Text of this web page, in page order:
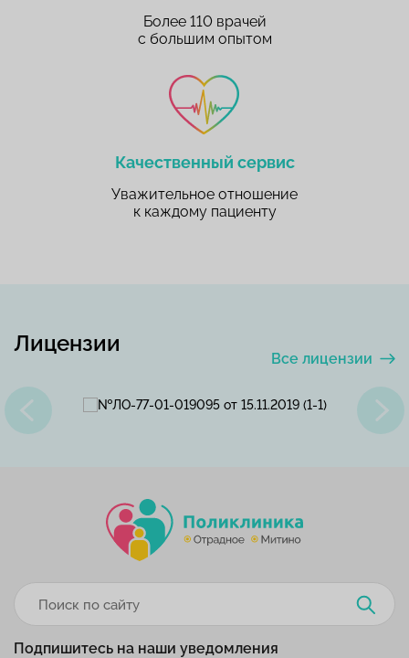
Более 110 врачей
с большим опытом
Качественный сервис
Уважительное отношение
к каждому пациенту
Лицензии
Все лицензии
Подпишитесь на наши уведомления